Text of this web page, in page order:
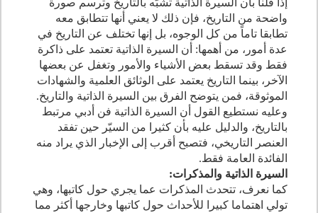
إذا قلنا بأن السيرة الذاتية تشبّه بالتاريخ وترسم صورة
واضحة من التاريخ، فإن ذلك لا يعني أنها تتطابق معه
تطابقا تاماً من كل الوجوه، بل إنها تختلف عن التاريخ في
عدة أمور، من أهمها: أن السيرة الذاتية تعتمد على ذاكرة
فقط وقد تسقط بعض الأشياء والأمور وتغفل عن بعضها
الآخر، بينما التاريخ يعتمد على الوثائق العلمية والشهادات
الموثوقة، فمن يتوضح الفرق بين السيرة الذاتية والتاريخ.
وعليه نستطيع القول أن السيرة الذاتية فن أدبي مرتبط
بالتاريخ، والدليل عليه بأن كثيرا من السيّر حين تفقد
العنصر التاريخي، فتصبح أقرب إلى الإخبار الذي يراد منه
الفائدة العامة فقط.
السيرة الذاتية والمذكرات:
كما نعرف، تتحدث المذكرات عما يجري حول كاتبها، وهي
تولي اهتماما كبيرا للأحداث حول كاتبها وخارجها أكثر مما